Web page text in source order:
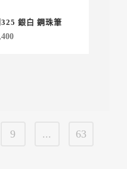
銀白 鋼珠筆
9 ... 63